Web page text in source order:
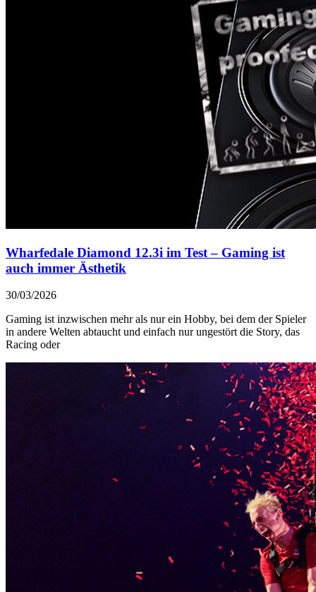
Wharfedale Diamond 12.3i im Test – Gaming ist
auch immer Ästhetik
30/03/2026
Gaming ist inzwischen mehr als nur ein Hobby, bei dem der Spieler
in andere Welten abtaucht und einfach nur ungestört die Story, das
Racing oder